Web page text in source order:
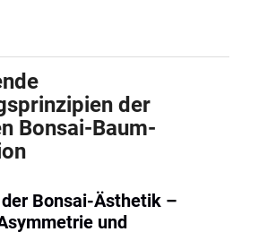
der
Bonsai-Baum-
Bonsai-Ästhetik –
und